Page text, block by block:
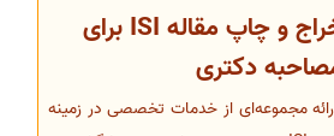
خدمات استخراج و چاپ مقاله ISI برای
دکتری
مجموعه‌ای از خدمات تخصصی در زمینه